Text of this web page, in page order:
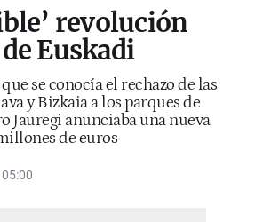
revolución
Euskadi
se conocía el rechazo de las
y Bizkaia a los parques de
Jauregi anunciaba una nueva
de euros
05:00